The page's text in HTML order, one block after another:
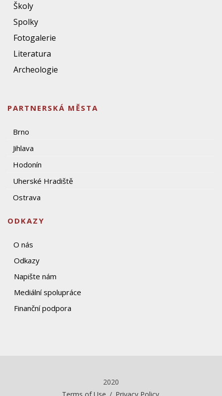
Školy
Spolky
Fotogalerie
Literatura
Archeologie
PARTNERSKÁ MĚSTA
Brno
Jihlava
Hodonín
Uherské Hradiště
Ostrava
ODKAZY
O nás
Odkazy
Napište nám
Mediální spolupráce
Finanční podpora
2020